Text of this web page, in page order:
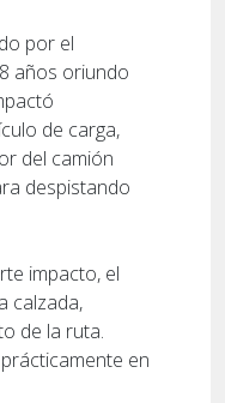
por el
años oriundo
de carga,
del camión
despistando
impacto, el
calzada,
de la ruta.
en